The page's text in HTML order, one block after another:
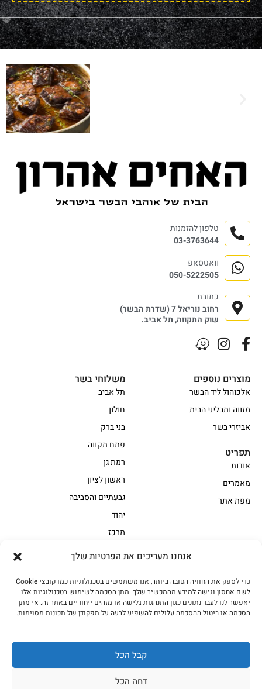
אנחנו מעריכים את הפרטיות שלך
כדי לספק את החוויה הטובה ביותר, אנו משתמשים בטכנולוגיות כמו קובצי Cookie
לשם אחסון וגישה למידע מהמכשיר שלך. מתן הסכמה לשימוש בטכנולוגיות אלו
יאפשר לנו לעבד נתונים כגון התנהגות גלישה או מזהים ייחודיים באתר זה. אי מתן
הסכמה או ביטול ההסכמה עלולים להשפיע לרעה על תפקודן של תכונות מסוימות.
קבל הכל
דחה הכל
אווז
בשר בקר משובח
בשר בקר עגלה משובח
בשר למעשנת
הודו
חלקים אחוריים
מיוחדי מסורת1
נתחי פנים
עוף
משלוחי בשר
תל אביב
חולון
בני ברק
פתח תקווה
רמת גן
ראשון לציון
גבעתיים והסביבה
יהוד
מרכז
מוצרים נוספים
אלכוהול ליד הבשר
מזווה ותבליני הבית
אביזרי בשר
תפריט
אודות
מאמרים
מפת אתר
טלפון להזמנות
03-3763644
וואטסאפ
050-5222505
כתובת
רחוב נוריאל 7 (שדרת הבשר)
שוק התקווה, תל אביב.